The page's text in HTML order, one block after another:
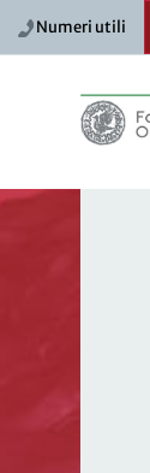
Numeri utili